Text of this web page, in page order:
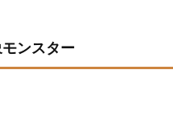
ンスター